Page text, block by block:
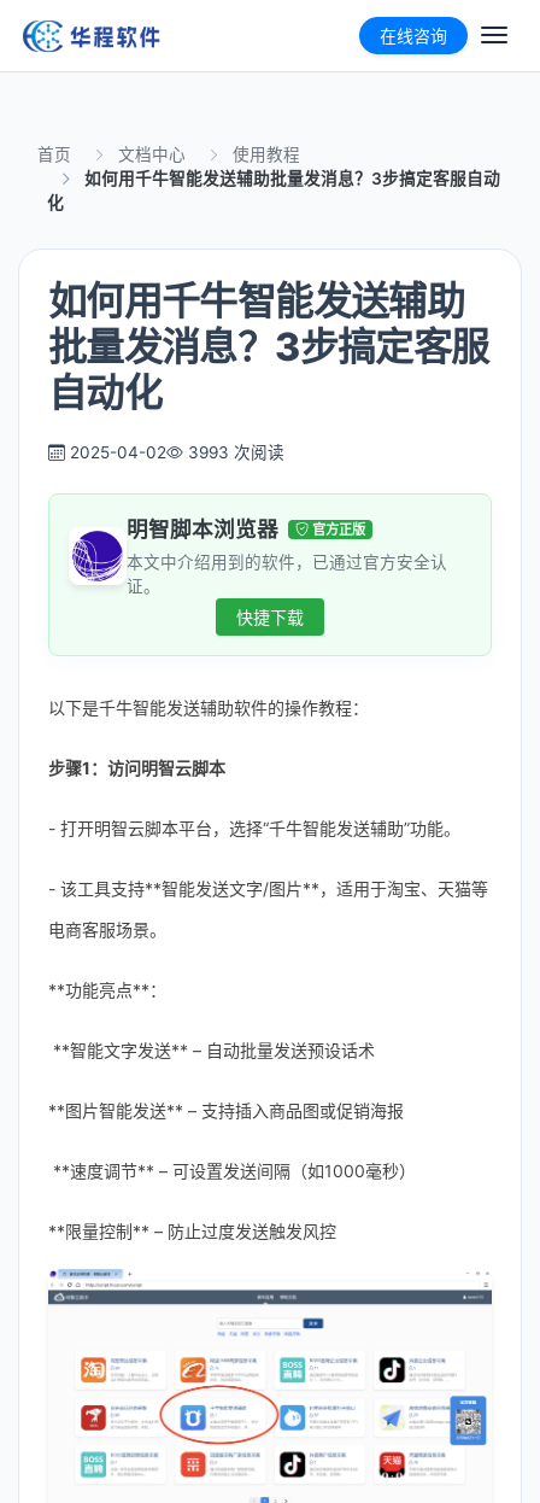
在线咨询
首页 文档中心
使用教程
如何用千牛智能发送辅助批量发消息？3步搞定客服自动
化
如何用千牛智能发送辅助
批量发消息？3步搞定客服
自动化
2025-04-02 3993 次阅读
明智脚本浏览器 官方正版
本文中介绍用到的软件，已通过官方安全认
证。
快捷下载
以下是千牛智能发送辅助软件的操作教程：
步骤1：访问明智云脚本
- 打开明智云脚本平台，选择“千牛智能发送辅助”功能。
- 该工具支持**智能发送文字/图片**，适用于淘宝、天猫等
电商客服场景。
**功能亮点**：
**智能文字发送** – 自动批量发送预设话术
**图片智能发送** – 支持插入商品图或促销海报
**速度调节** – 可设置发送间隔（如1000毫秒）
**限量控制** – 防止过度发送触发风控